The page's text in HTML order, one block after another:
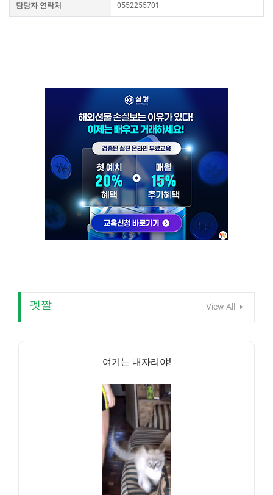
담당자 연락처 0552255701
펫짤 View All
여기는 내자리야!